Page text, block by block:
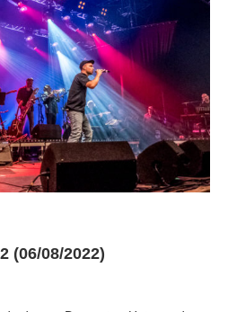
(06/08/2022)